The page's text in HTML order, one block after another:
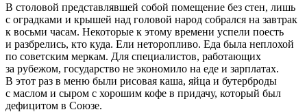
В столовой представлявшей собой помещение без стен, лишь
с оградками и крышей над головой народ собрался на завтрак
к восьми часам. Некоторые к этому времени успели поесть
и разбрелись, кто куда. Ели неторопливо. Еда была неплохой
по советским меркам. Для специалистов, работающих
за рубежом, государство не экономило на еде и зарплатах.
В этот раз в меню были рисовая каша, яйца и бутерброды
с маслом и сыром с хорошим кофе в придачу, который был
дефицитом в Союзе.